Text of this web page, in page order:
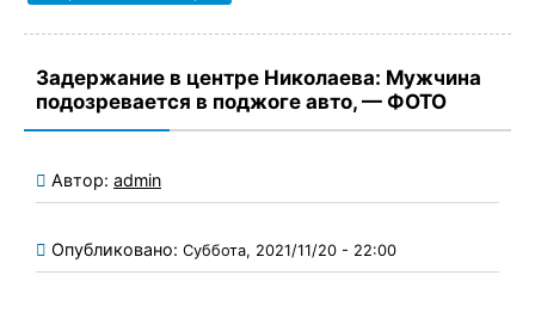
Задержание в центре Николаева: Мужчина
подозревается в поджоге авто, — ФОТО
Автор: admin
Опубликовано: Суббота, 2021/11/20 - 22:00